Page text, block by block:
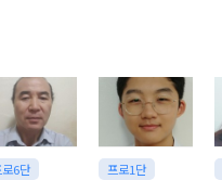
6단 프로1단